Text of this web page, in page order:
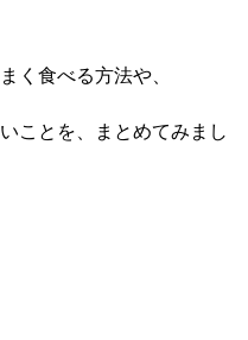
く食べる方法や、
ことを、まとめてみまし